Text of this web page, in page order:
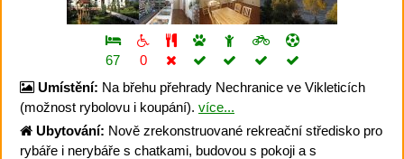
67
0
Umístění: Na břehu přehrady Nechranice ve Vikleticích
(možnost rybolovu i koupání). více...
Ubytování: Nově zrekonstruované rekreační středisko pro
rybáře i nerybáře s chatkami, budovou s pokoji a s